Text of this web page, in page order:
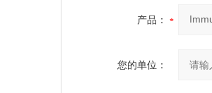
产品：
您的单位：